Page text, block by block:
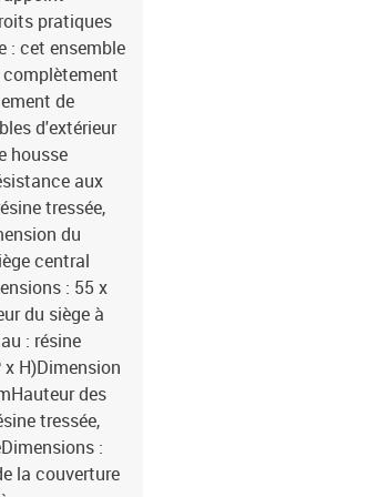
pratiques
: cet ensemble
complètement
de
d'extérieur
housse
aux
tressée,
du
central
: 55 x
du siège à
: résine
H)Dimension
des
tressée,
:
la couverture